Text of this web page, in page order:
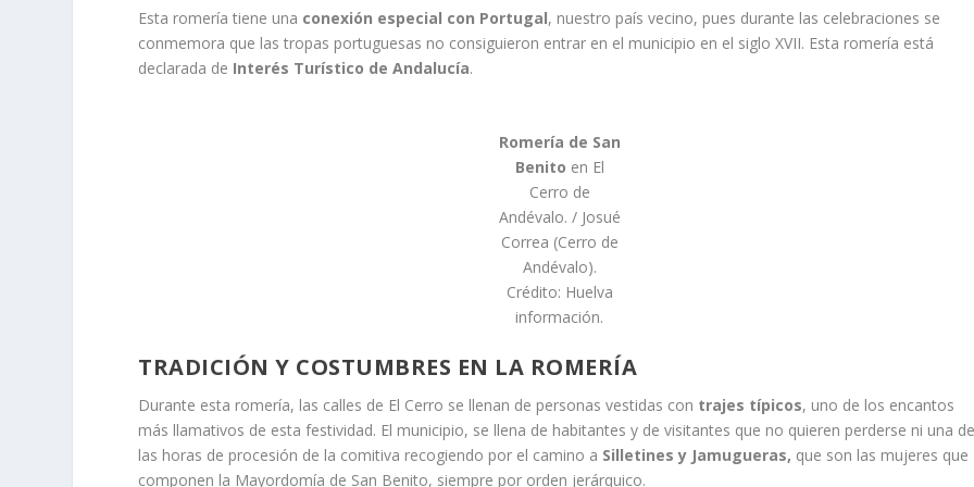
Esta romería tiene una conexión especial con Portugal, nuestro país vecino, pues durante las celebraciones se
conmemora que las tropas portuguesas no consiguieron entrar en el municipio en el siglo XVII. Esta romería está
declarada de Interés Turístico de Andalucía.
Romería de San
Benito en El
Cerro de
Andévalo. / Josué
Correa (Cerro de
Andévalo).
Crédito: Huelva
información.
TRADICIÓN Y COSTUMBRES EN LA ROMERÍA
Durante esta romería, las calles de El Cerro se llenan de personas vestidas con trajes típicos, uno de los encantos
más llamativos de esta festividad. El municipio, se llena de habitantes y de visitantes que no quieren perderse ni una
las horas de procesión de la comitiva recogiendo por el camino a Silletines y Jamugueras, que son las mujeres que
componen la Mayordomía de San Benito, siempre por orden jerárquico.